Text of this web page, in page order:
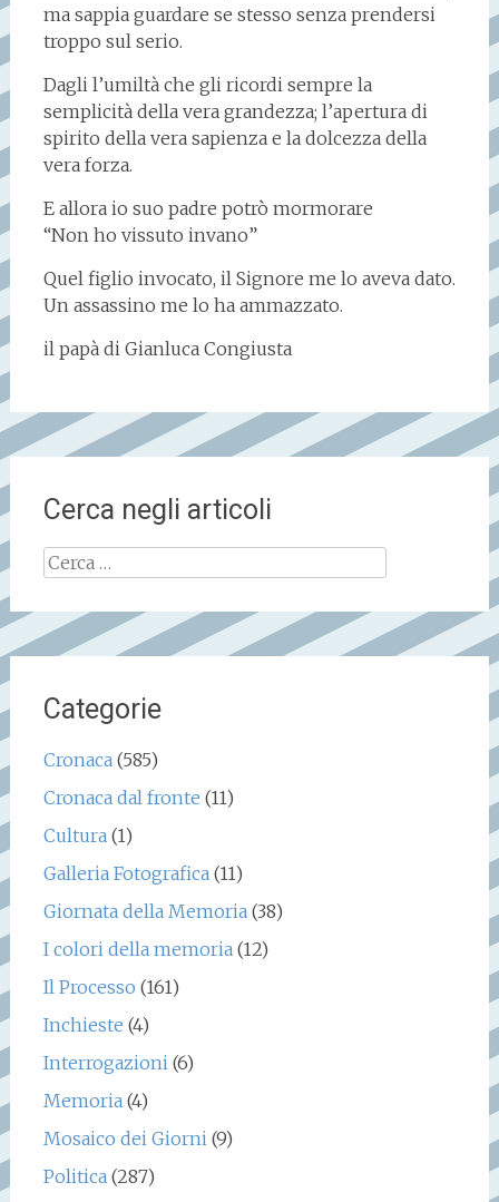
ma sappia guardare se stesso senza prendersi
troppo sul serio.
Dagli l’umiltà che gli ricordi sempre la
semplicità della vera grandezza; l’apertura di
spirito della vera sapienza e la dolcezza della
vera forza.
E allora io suo padre potrò mormorare
“Non ho vissuto invano”
Quel figlio invocato, il Signore me lo aveva dato.
Un assassino me lo ha ammazzato.
il papà di Gianluca Congiusta
Cerca negli articoli
Ricerca
Categorie
Cronaca(585)
Cronaca dal fronte (11)
Cultura(1)
Galleria Fotografica(11)
Giornata della Memoria(38)
I colori della memoria(12)
Il Processo (161)
Inchieste (4)
Interrogazioni(6)
Memoria(4)
Mosaico dei Giorni(9)
Politica(287)